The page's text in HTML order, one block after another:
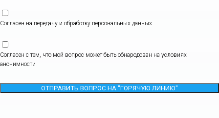
Согласен на передачу и обработку персональных данных
Согласен с тем, что мой вопрос может быть обнародован на условиях
анонимности
ОТПРАВИТЬ ВОПРОС НА "ГОРЯЧУЮ ЛИНИЮ"